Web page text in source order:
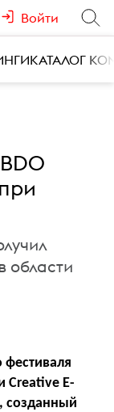
Войти
КАТАЛОГ
области
фестиваля
Creative E-
созданный